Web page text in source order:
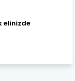
elinizde